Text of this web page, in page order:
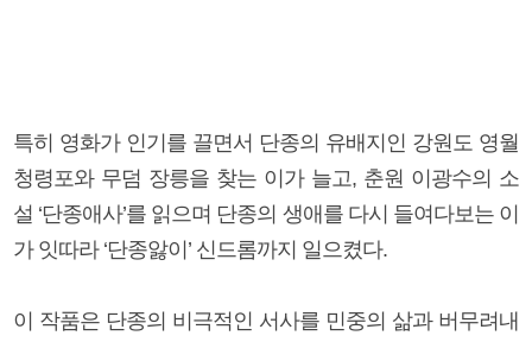
특히 영화가 인기를 끌면서 단종의 유배지인 강원도 영월
청령포와 무덤 장릉을 찾는 이가 늘고, 춘원 이광수의 소
설 ‘단종애사’를 읽으며 단종의 생애를 다시 들여다보는 이
가 잇따라 ‘단종앓이’ 신드롬까지 일으켰다.
이 작품은 단종의 비극적인 서사를 민중의 삶과 버무려내